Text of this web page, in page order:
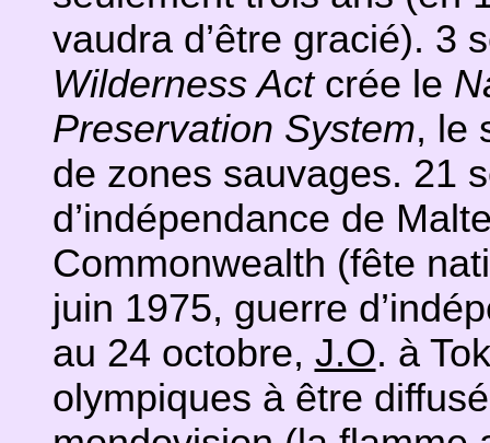
vaudra d’être gracié). 3
Wilderness Actcrée le
Preservation System, le
de zones sauvages. 21
d’indépendance de
Commonwealth (fête
juin 1975, guerre
au 24 octobre, J.O. à
olympiques à être